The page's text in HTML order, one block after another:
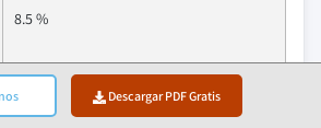
Descargar PDF Gratis
8.5 %
USD 2.5 billion